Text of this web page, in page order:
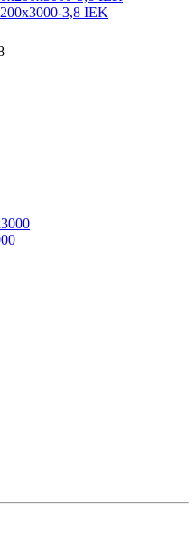
3,8 IEK